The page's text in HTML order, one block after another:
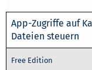
App-Zugriffe auf
Dateien steuern